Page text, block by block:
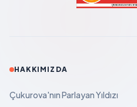
HAKKIMIZDA
Çukurova'nın Parlayan Yıldızı